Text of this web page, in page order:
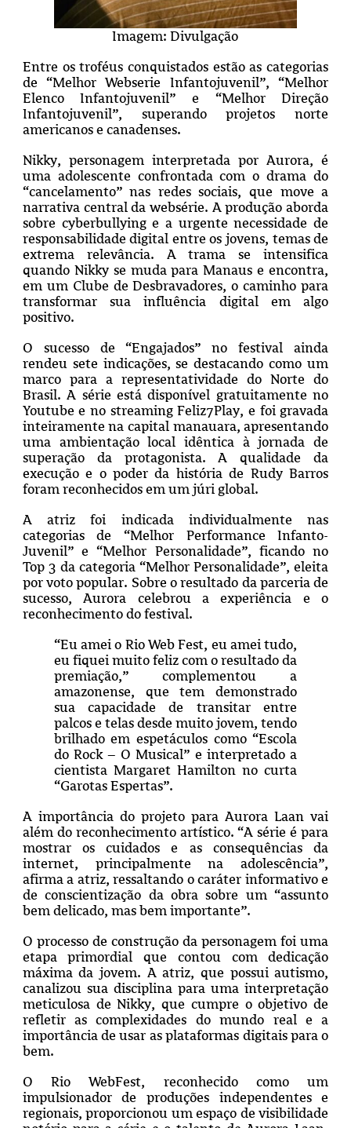
Imagem: Divulgação
Entre os troféus conquistados estão as categorias
de “Melhor Webserie Infantojuvenil”, “Melhor
Elenco Infantojuvenil” e “Melhor Direção
Infantojuvenil”, superando projetos norte
americanos e canadenses.
Nikky, personagem interpretada por Aurora, é
uma adolescente confrontada com o drama do
“cancelamento” nas redes sociais, que move a
narrativa central da websérie. A produção aborda
sobre cyberbullying e a urgente necessidade de
responsabilidade digital entre os jovens, temas de
extrema relevância. A trama se intensifica
quando Nikky se muda para Manaus e encontra,
em um Clube de Desbravadores, o caminho para
transformar sua influência digital em algo
positivo.
O sucesso de “Engajados” no festival ainda
rendeu sete indicações, se destacando como um
marco para a representatividade do Norte do
Brasil. A série está disponível gratuitamente no
Youtube e no streaming Feliz7Play, e foi gravada
inteiramente na capital manauara, apresentando
uma ambientação local idêntica à jornada de
superação da protagonista. A qualidade da
execução e o poder da história de Rudy Barros
foram reconhecidos em um júri global.
A atriz foi indicada individualmente nas
categorias de “Melhor Performance Infanto-
Juvenil” e “Melhor Personalidade”, ficando no
Top 3 da categoria “Melhor Personalidade”, eleita
por voto popular. Sobre o resultado da parceria de
sucesso, Aurora celebrou a experiência e o
reconhecimento do festival.
“Eu amei o Rio Web Fest, eu amei tudo,
eu fiquei muito feliz com o resultado da
premiação,” complementou a
amazonense, que tem demonstrado
sua capacidade de transitar entre
palcos e telas desde muito jovem, tendo
brilhado em espetáculos como “Escola
do Rock – O Musical” e interpretado a
cientista Margaret Hamilton no curta
“Garotas Espertas”.
A importância do projeto para Aurora Laan vai
além do reconhecimento artístico. “A série é para
mostrar os cuidados e as consequências da
internet, principalmente na adolescência”,
afirma a atriz, ressaltando o caráter informativo e
de conscientização da obra sobre um “assunto
bem delicado, mas bem importante”.
O processo de construção da personagem foi uma
etapa primordial que contou com dedicação
máxima da jovem. A atriz, que possui autismo,
canalizou sua disciplina para uma interpretação
meticulosa de Nikky, que cumpre o objetivo de
refletir as complexidades do mundo real e a
importância de usar as plataformas digitais para o
bem.
O Rio WebFest, reconhecido como um
impulsionador de produções independentes e
regionais, proporcionou um espaço de visibilidade